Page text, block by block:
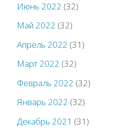
Июнь 2022 (32)
Май 2022 (32)
Апрель 2022 (31)
Март 2022 (32)
Февраль 2022 (32)
Январь 2022 (32)
Декабрь 2021 (31)